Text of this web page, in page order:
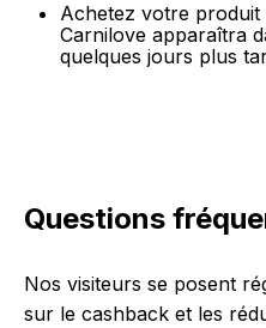
Achetez votre
Carnilove apparaîtra
quelques jours plus
Questions
Nos visiteurs se posent
sur le cashback et les